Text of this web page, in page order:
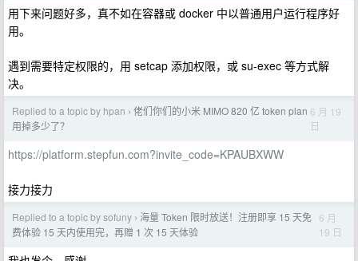
用下来问题好多，真不如在容器或 docker 中以普通用户运行程序好
用。
遇到需要特定权限的，用 setcap 添加权限，或 su-exec 等方式解
决。
Replied to a topic by hpan › 佬们你们的小米 MIMO 820 亿 token plan
用掉多少了？
6 月 19
日
https://platform.stepfun.com?invite_code=KPAUBXWW
接力接力
Replied to a topic by sofuny › 海量 Token 限时放送！注册即享 15 天免
费体验 15 天内使用完，再赠 1 次 15 天体验
6 月
19 日